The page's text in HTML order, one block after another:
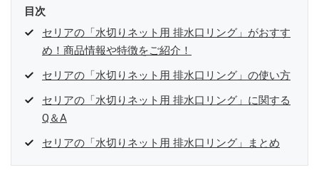
目次
セリアの「水切りネット用 排水口リング」がおすす
め！商品情報や特徴をご紹介！
セリアの「水切りネット用 排水口リング」の使い方
セリアの「水切りネット用 排水口リング」に関する
Q＆A
セリアの「水切りネット用 排水口リング」まとめ